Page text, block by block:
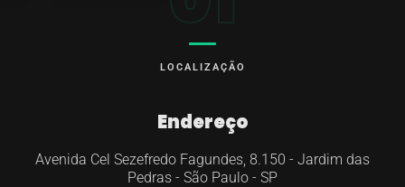
LOCALIZAÇÃO
Endereço
Avenida Cel Sezefredo Fagundes, 8.150 - Jardim das
Pedras - São Paulo - SP